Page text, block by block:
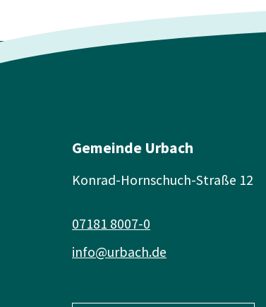
Gemeinde Urbach
Konrad-Hornschuch-Straße 12
info@urbach.de
07181 8007-0